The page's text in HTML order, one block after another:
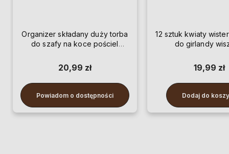
Organizer składany duży torba
do szafy na koce pościel
20,99 zł
Powiadom o dostępności
12 sztuk kwiaty
do girlandy
19,99 zł
Dodaj do